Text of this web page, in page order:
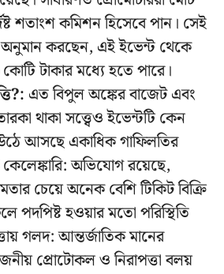
শতাংশ কমিশন হিসেবে পান। সেই
অনুমান করছেন, এই ইভেন্ট থেকে
টাকার মধ্যে হতে পারে।
এত বিপুল অঙ্কের বাজেট এবং
থাকা সত্ত্বেও ইভেন্টটি কেন
আসছে একাধিক গাফিলতির
অভিযোগ রয়েছে,
চেয়ে অনেক বেশি টিকিট বিক্রি
পদপিষ্ট হওয়ার মতো পরিস্থিতি
গলদ: আন্তর্জাতিক মানের
প্রোটোকল ও নিরাপত্তা বলয়